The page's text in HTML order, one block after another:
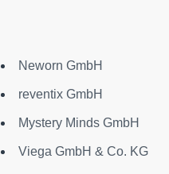
Neworn GmbH
reventix GmbH
Mystery Minds GmbH
Viega GmbH & Co. KG